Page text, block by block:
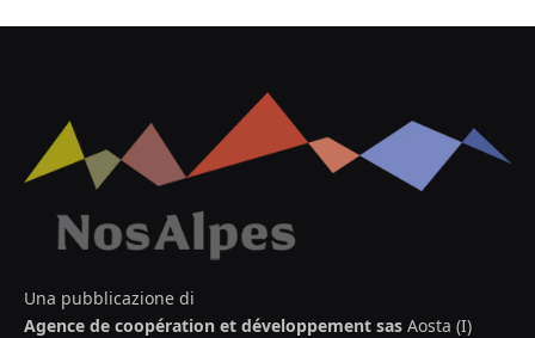
Una pubblicazione di
Agence de coopération et développement sas Aosta (I)